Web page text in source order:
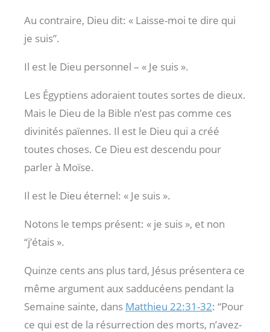
Au contraire, Dieu dit: « Laisse-moi te dire qui
je suis”.
Il est le Dieu personnel – « Je suis ».
Les Égyptiens adoraient toutes sortes de dieux.
Mais le Dieu de la Bible n’est pas comme ces
divinités païennes. Il est le Dieu qui a créé
toutes choses. Ce Dieu est descendu pour
parler à Moïse.
Il est le Dieu éternel: « Je suis ».
Notons le temps présent: « je suis », et non
“j’étais ».
Quinze cents ans plus tard, Jésus présentera ce
même argument aux sadducéens pendant la
Semaine sainte, dans Matthieu 22:31-32: “Pour
ce qui est de la résurrection des morts, n’avez-